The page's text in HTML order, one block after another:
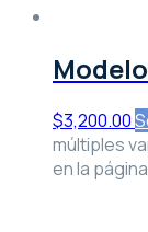
$3,200.00
múltiples
en la